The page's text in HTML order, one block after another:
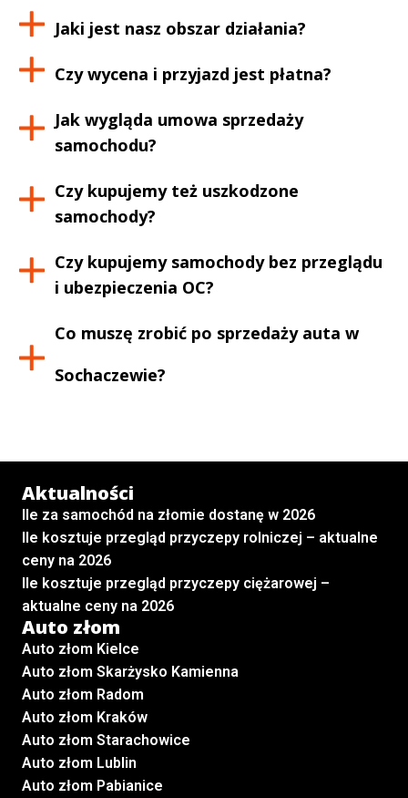
Jaki jest nasz obszar działania?
Czy wycena i przyjazd jest płatna?
Jak wygląda umowa sprzedaży
samochodu?
Czy kupujemy też uszkodzone
samochody?
Czy kupujemy samochody bez przeglądu
i ubezpieczenia OC?
Co muszę zrobić po sprzedaży auta w
Sochaczewie?
Aktualności
Ile za samochód na złomie dostanę w 2026
Ile kosztuje przegląd przyczepy rolniczej – aktualne
ceny na 2026
Ile kosztuje przegląd przyczepy ciężarowej –
aktualne ceny na 2026
Auto złom
Auto złom Kielce
Auto złom Skarżysko Kamienna
Auto złom Radom
Auto złom Kraków
Auto złom Starachowice
Auto złom Lublin
Auto złom Pabianice